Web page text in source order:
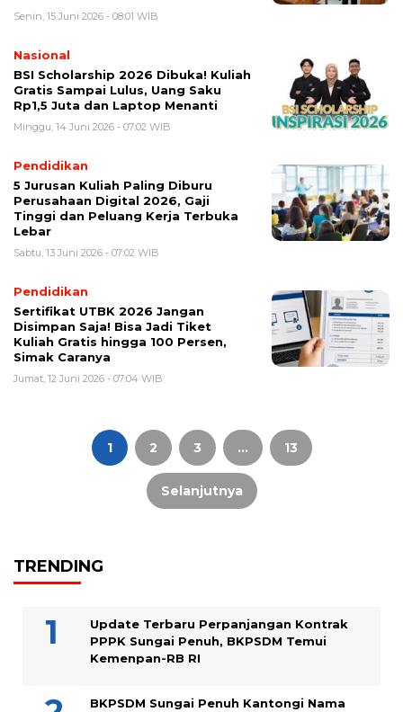
Senin, 15 Juni 2026 - 08:01 WIB
Nasional
BSI Scholarship 2026 Dibuka! Kuliah
Gratis Sampai Lulus, Uang Saku
Rp1,5 Juta dan Laptop Menanti
Minggu, 14 Juni 2026 - 07:02 WIB
Pendidikan
5 Jurusan Kuliah Paling Diburu
Perusahaan Digital 2026, Gaji
Tinggi dan Peluang Kerja Terbuka
Lebar
Sabtu, 13 Juni 2026 - 07:02 WIB
Pendidikan
Sertifikat UTBK 2026 Jangan
Disimpan Saja! Bisa Jadi Tiket
Kuliah Gratis hingga 100 Persen,
Simak Caranya
Jumat, 12 Juni 2026 - 07:04 WIB
Paginasi
1 2 3 … 13
Selanjutnya
TRENDING
Update Terbaru Perpanjangan Kontrak
PPPK Sungai Penuh, BKPSDM Temui
Kemenpan-RB RI
BKPSDM Sungai Penuh Kantongi Nama